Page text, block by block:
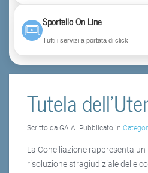
Sportello On Line
Tutti i servizi a portata di click
Tutela
Scritto da GAIA. Pubblicato in
La Conciliazione rappresenta
risoluzione stragiudiziale delle